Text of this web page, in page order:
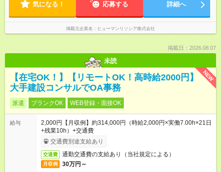
気になる！ 応募する 詳細へ
掲載元企業名 ヒューマンリソシア株式会社
掲載日：2026.08.07
未読
NEW
【在宅OK！】【リモートOK！高時給2000円】
大手建設コンサルでOA事務
派遣 ブランクOK WEB登録・面接OK
給与
2,000円【月収例】約314,000円（時給2,000円×実働7.00h×21日
+残業10h）+交通費
交通費別途支給あり
交通費 通勤交通費の支給あり（当社規定による）
月収例 30万円～